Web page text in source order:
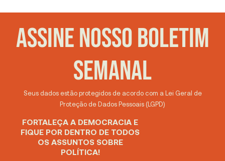
ASSINE NOSSO BOLETIM
SEMANAL
Seus dados estão protegidos de acordo com a Lei Geral de
Proteção de Dados Pessoais (LGPD)
FORTALEÇA A DEMOCRACIA E
FIQUE POR DENTRO DE TODOS
OS ASSUNTOS SOBRE
POLÍTICA!